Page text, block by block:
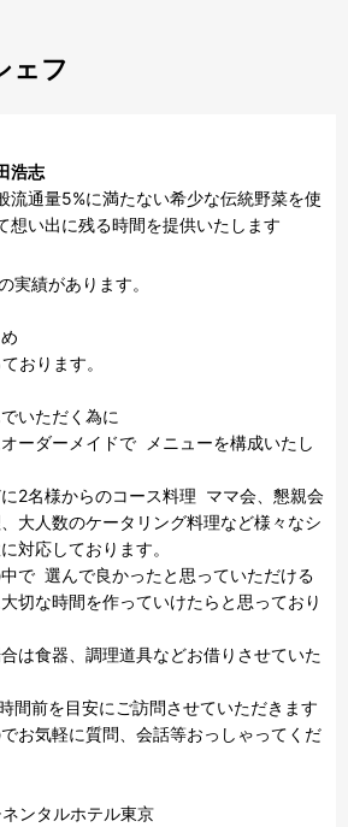
ェフ
浩志
流通量5%に満たない希少な伝統野菜を使
想い出に残る時間を提供いたします
実績があります。
おります。
いただく為に
ーダーメイドで  メニューを構成いたし
2名様からのコース料理  ママ会、懇親会
大人数のケータリング料理など様々なシ
対応しております。
で  選んで良かったと思っていただける
切な時間を作っていけたらと思っており
は食器、調理道具などお借りさせていた
間前を目安にご訪問させていただきます
お気軽に質問、会話等おっしゃってくだ
ンタルホテル東京